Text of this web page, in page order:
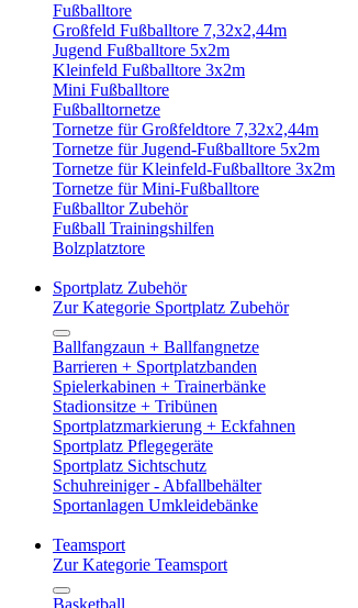
Fußballtore
Großfeld Fußballtore 7,32x2,44m
Jugend Fußballtore 5x2m
Kleinfeld Fußballtore 3x2m
Mini Fußballtore
Fußballtornetze
Tornetze für Großfeldtore 7,32x2,44m
Tornetze für Jugend-Fußballtore 5x2m
Tornetze für Kleinfeld-Fußballtore 3x2m
Tornetze für Mini-Fußballtore
Fußballtor Zubehör
Fußball Trainingshilfen
Bolzplatztore
Sportplatz Zubehör
Zur Kategorie Sportplatz Zubehör
Ballfangzaun + Ballfangnetze
Barrieren + Sportplatzbanden
Spielerkabinen + Trainerbänke
Stadionsitze + Tribünen
Sportplatzmarkierung + Eckfahnen
Sportplatz Pflegegeräte
Sportplatz Sichtschutz
Schuhreiniger - Abfallbehälter
Sportanlagen Umkleidebänke
Teamsport
Zur Kategorie Teamsport
Basketball